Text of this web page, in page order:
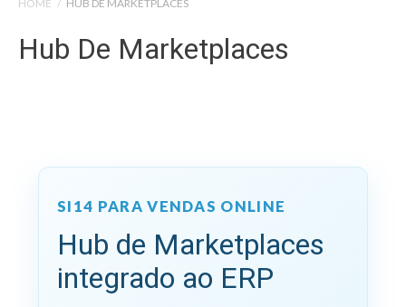
HOME / HUB DE MARKETPLACES
Hub De Marketplaces
SI14 PARA VENDAS ONLINE
Hub de Marketplaces
integrado ao ERP